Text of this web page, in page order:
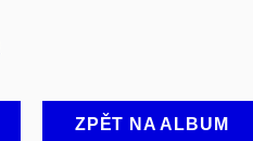
ZPĚT NA ALBUM